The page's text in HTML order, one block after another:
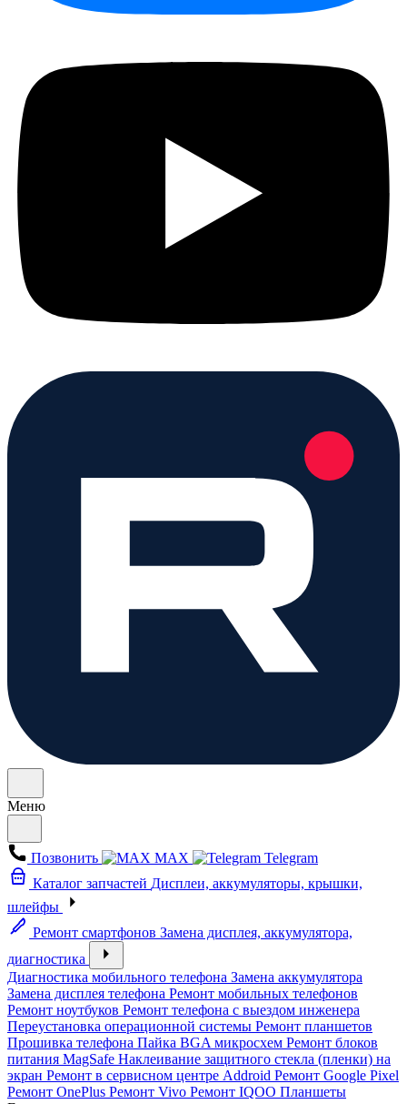
Меню
Позвонить MAX
Telegram
Каталог запчастей Дисплеи, аккумуляторы, крышки,
шлейфы
Ремонт смартфонов Замена дисплея, аккумулятора,
диагностика
Диагностика мобильного телефона Замена аккумулятора
Замена дисплея телефона Ремонт мобильных телефонов
Ремонт ноутбуков Ремонт телефона с выездом инженера
Переустановка операционной системы Ремонт планшетов
Прошивка телефона Пайка BGA микросхем Ремонт блоков
питания MagSafe Наклеивание защитного стекла (пленки) на
экран Ремонт в сервисном центре Addroid Ремонт Google Pixel
Ремонт OnePlus Ремонт Vivo Ремонт IQOO Планшеты